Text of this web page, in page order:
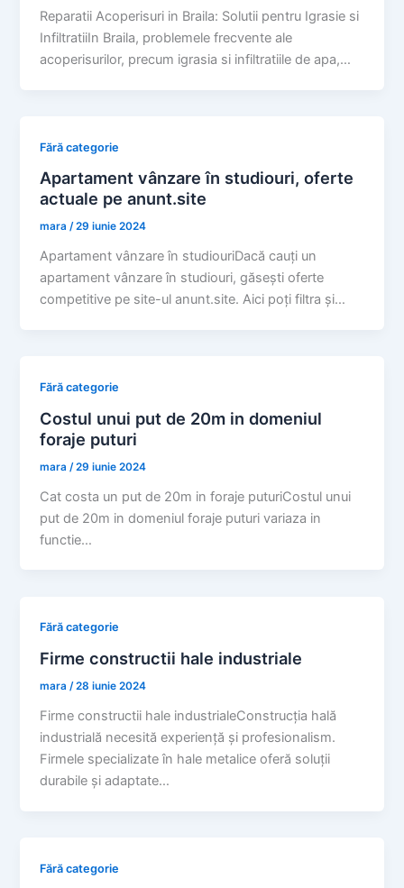
Reparatii Acoperisuri in Braila: Solutii pentru Igrasie si
InfiltratiiIn Braila, problemele frecvente ale
acoperisurilor, precum igrasia si infiltratiile de apa,…
Fără categorie
Apartament vânzare în studiouri, oferte
actuale pe anunt.site
mara/29 iunie 2024
Apartament vânzare în studiouriDacă cauți un
apartament vânzare în studiouri, găsești oferte
competitive pe site-ul anunt.site. Aici poți filtra și…
Fără categorie
Costul unui put de 20m in domeniul
foraje puturi
mara /29 iunie 2024
Cat costa un put de 20m in foraje puturiCostul unui
put de 20m in domeniul foraje puturi variaza in
functie…
Fără categorie
Firme constructii hale industriale
mara/28 iunie 2024
Firme constructii hale industrialeConstrucția hală
industrială necesită experiență și profesionalism.
Firmele specializate în hale metalice oferă soluții
durabile și adaptate…
Fără categorie